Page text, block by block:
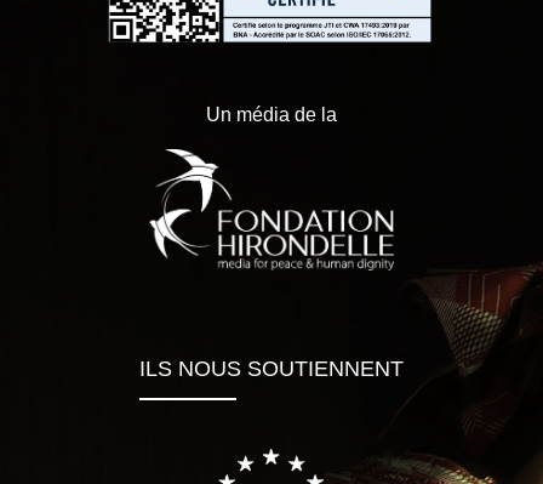
Un média de la
ILS NOUS SOUTIENNENT